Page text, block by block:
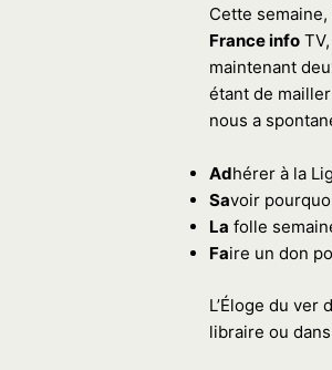
Cette
France infoTV,
maintenant
étant de
nous a
Adhérer à la
Savoir
La folle
Faire un don
L’Éloge du ver
libraire ou